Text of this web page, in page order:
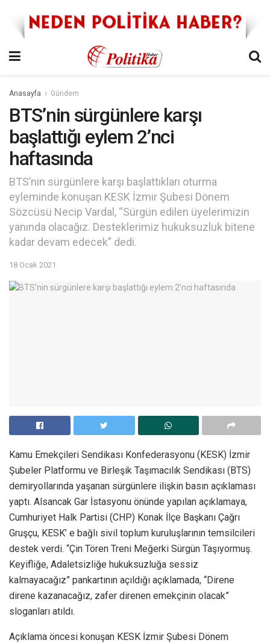
Anasayfa Gündem
BTS’nin sürgünlere karşı
başlattığı eylem 2’nci
haftasında
BTS’nin sürgünlere karşı başlattıkları oturma
eyleminde konuşan KESK İzmir Şubesi Dönem
Sözcüsü Necip Vardal, “Sürgün edilen üyelerimizin
yanında olacağız. Desteklerimiz hukuksuzluk bitene
kadar devam edecek” dedi.
18 Ocak 2021
Kamu Emekçileri Sendikası Konfederasyonu (KESK) İzmir
Şubeler Platformu ve Birleşik Taşımacılık Sendikası (BTS)
demiryollarında yaşanan sürgünlere ilişkin basın açıklaması
yaptı. Alsancak Gar İstasyonu önünde yapılan açıklamaya,
Cumhuriyet Halk Partisi (CHP) Konak İlçe Başkanı Çağrı
Gruşçu, KESK’ e bağlı sivil toplum kuruluşlarının temsilcileri
destek verdi. “Çin Tören Treni Meğerki Sürgün Taşıyormuş.
Keyifliğe, Adaletsizliğe hukuksuzluğa sessiz
kalmayacağız” pankartının açıldığı açıklamada, “Direne
direne kazanacağız, zafer direnen emekçinin olacak”
sloganları atıldı.
Açıklama öncesi konuşan KESK İzmir Şubesi Dönem